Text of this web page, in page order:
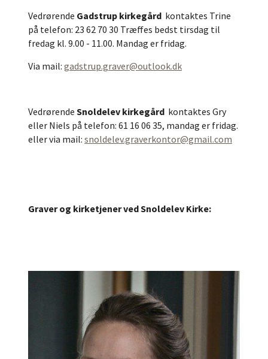
Vedrørende Gadstrup kirkegård kontaktes Trine
på telefon: 23 62 70 30 Træffes bedst tirsdag til
fredag kl. 9.00 - 11.00. Mandag er fridag.
Via mail: gadstrup.graver@outlook.dk
Vedrørende Snoldelev kirkegård kontaktes Gry
eller Niels på telefon: 61 16 06 35, mandag er fridag.
eller via mail: snoldelev.graverkontor@gmail.com
Graver og kirketjener ved Snoldelev Kirke: